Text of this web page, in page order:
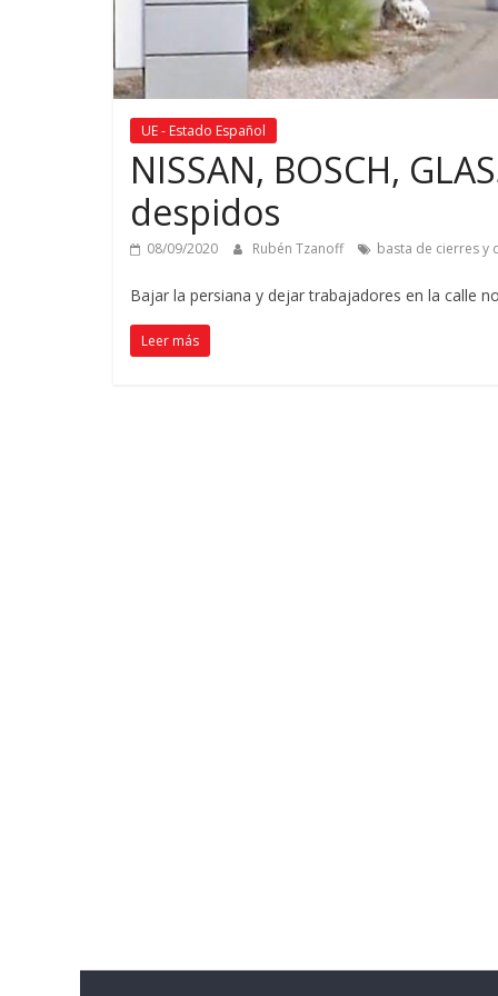
UE - Estado Español
NISSAN, BOSCH,
despidos
08/09/2020 Rubén Tzanoff basta de cierres y
Bajar la persiana y dejar trabajadores en la calle
Leer más